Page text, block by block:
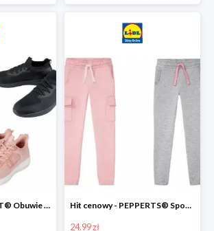
Hit cenowy - CRIVIT® Obuwie dziewczęce sportowe i na co dzień, 1 para Hit cenowy - PEPPERTS® Spodnie dresowe dziewczęce, 1 para
24.99 zł